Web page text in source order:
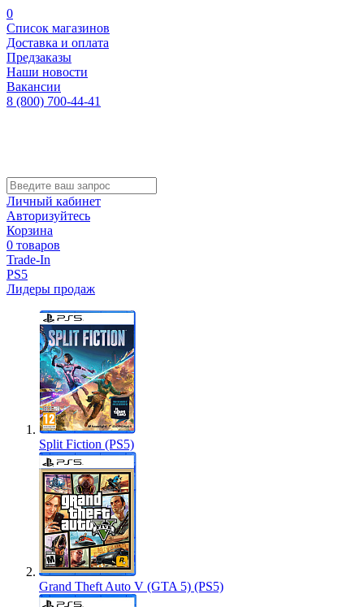
0
Список магазинов
Доставка и оплата
Предзаказы
Наши новости
Вакансии
8 (800) 700-44-41
Личный кабинет
Авторизуйтесь
Корзина
0 товаров
Trade-In
PS5
Лидеры продаж
Split Fiction (PS5)
Grand Theft Auto V (GTA 5) (PS5)